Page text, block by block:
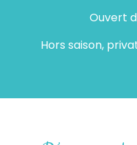
Ouvert
Hors saison,